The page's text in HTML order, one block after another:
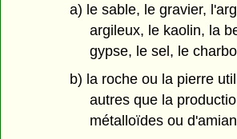
a) le sable, le gravier,
argileux, le kaolin, la
gypse, le sel, le
b) la roche ou la pierre
autres que la
métalloïdes ou